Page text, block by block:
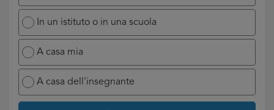
In un istituto o in una scuola
A casa mia
A casa dell'insegnante